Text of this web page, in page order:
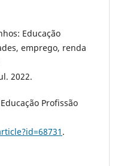
Educação
emprego, renda
2022.
Profissão
.